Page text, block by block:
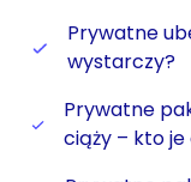
Prywatne
wystarczy?
Prywatne
ciąży – kto